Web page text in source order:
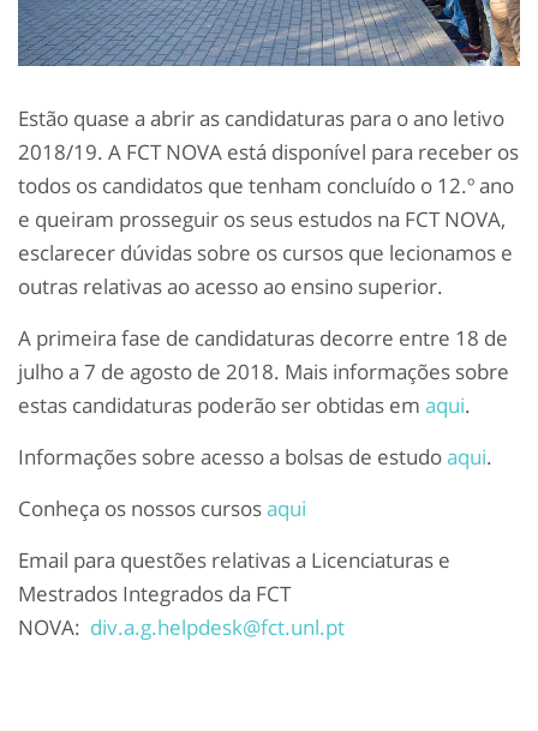
Estão quase a abrir as candidaturas para o ano letivo
2018/19. A FCT NOVA está disponível para receber os
todos os candidatos que tenham concluído o 12.º ano
e queiram prosseguir os seus estudos na FCT NOVA,
esclarecer dúvidas sobre os cursos que lecionamos e
outras relativas ao acesso ao ensino superior.
A primeira fase de candidaturas decorre entre 18 de
julho a 7 de agosto de 2018. Mais informações sobre
estas candidaturas poderão ser obtidas em aqui.
Informações sobre acesso a bolsas de estudoaqui.
Conheça os nossos cursosaqui
Email para questões relativas a Licenciaturas e
Mestrados Integrados da FCT
NOVA: div.a.g.helpdesk@fct.unl.pt